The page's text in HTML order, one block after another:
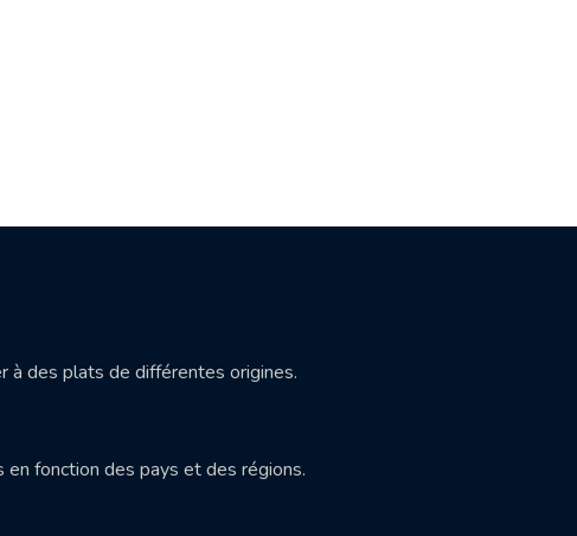
à des plats de différentes origines.
fonction des pays et des régions.